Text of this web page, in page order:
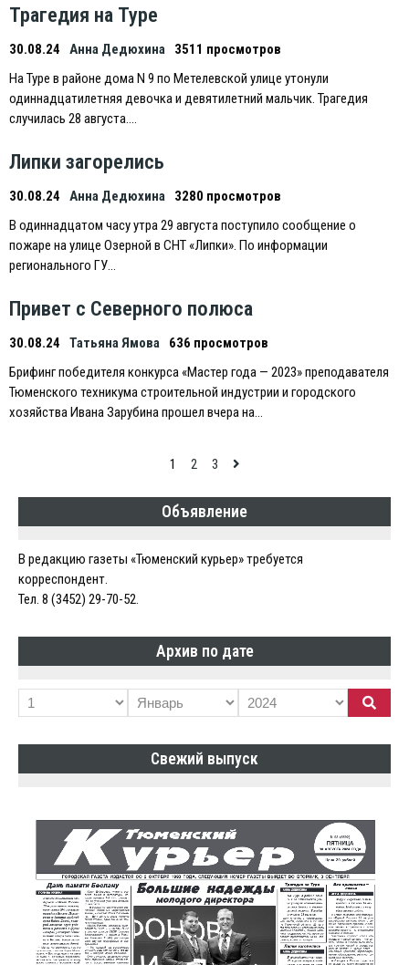
Трагедия на Туре
30.08.24 Анна Дедюхина
3511 просмотров
На Туре в районе дома N 9 по Метелевской улице утонули
одиннадцатилетняя девочка и девятилетний мальчик. Трагедия
случилась 28 августа….
Липки загорелись
30.08.24 Анна Дедюхина
3280 просмотров
В одиннадцатом часу утра 29 августа поступило сообщение о
пожаре на улице Озерной в СНТ «Липки». По информации
регионального ГУ…
Привет с Северного полюса
30.08.24 Татьяна Ямова
636 просмотров
Брифинг победителя конкурса «Мастер года — 2023» преподавателя
Тюменского техникума строительной индустрии и городского
хозяйства Ивана Зарубина прошел вчера на…
по
записям
1 2 3
Объявление
В редакцию газеты «Тюменский курьер» требуется
корреспондент.
Тел. 8 (3452) 29-70-52.
Архив по дате
Свежий выпуск